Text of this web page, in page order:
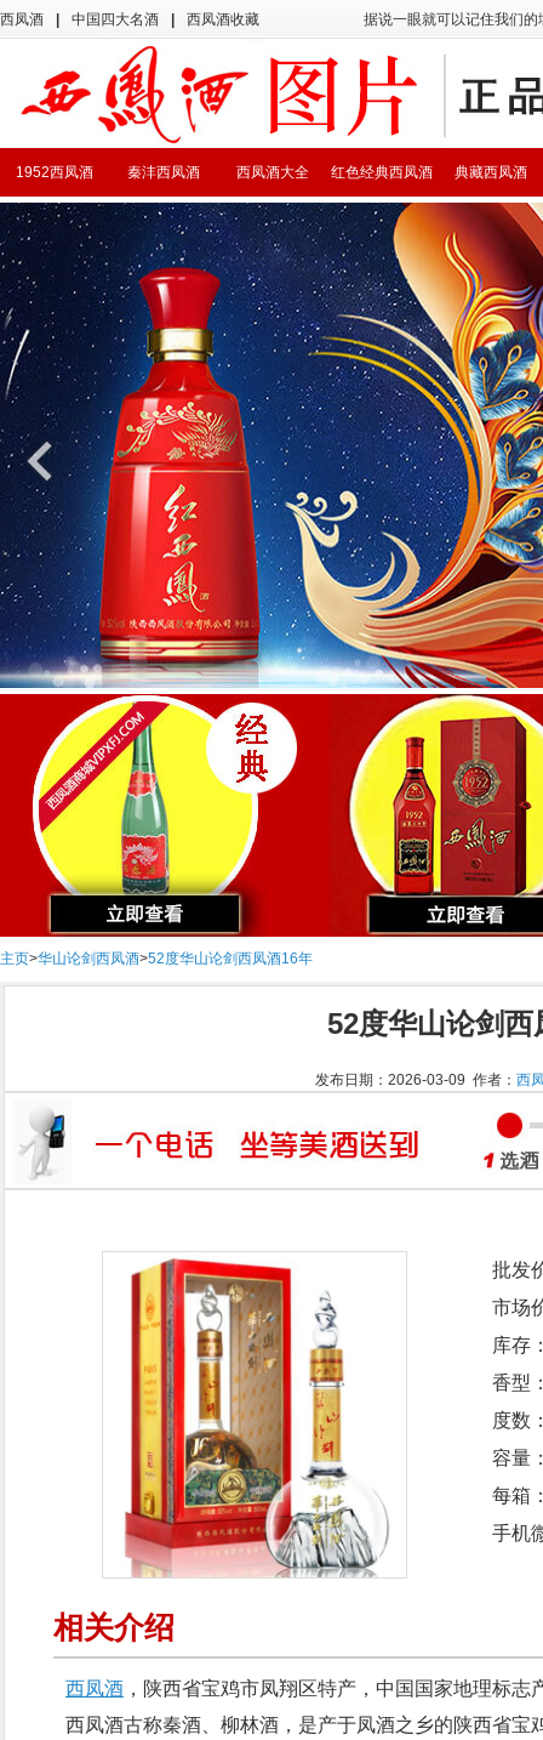
西凤酒 中国四大名酒 西凤酒收藏 据说一眼就可以记住我们
典藏西凤酒
红色经典西凤酒
西凤酒大全
秦沣西凤酒
1952西凤酒
主页>华山论剑西凤酒>52度华山论剑西凤酒16年
52度华山论剑西
发布日期：2026-03-09 作者： 西
批发
市场
库存
香型
度数
容量
每箱
手机
相关介绍
西凤酒 ，陕西省宝鸡市凤翔区特产，中国国家地理标志
西凤酒古称秦酒、柳林酒，是产于凤酒之乡的陕西省宝